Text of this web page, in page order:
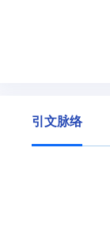
引文脉络